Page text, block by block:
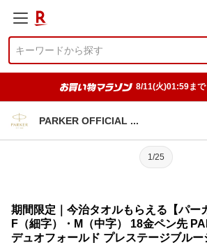
8/11(火)01:59まで
PARKER OFFICIAL
1/25
期間限定｜今治タオルもらえる【パー
F（細字）・M（中字） 18金ペン先
デュオフォールド プレステージブルー